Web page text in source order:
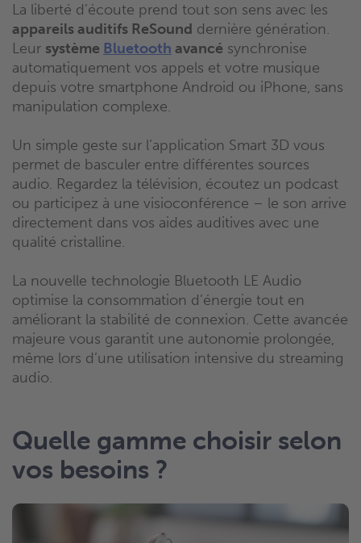
La liberté d’écoute prend tout son sens avec les
appareils auditifs ReSound dernière génération.
Leur système Bluetooth avancé synchronise
automatiquement vos appels et votre musique
depuis votre smartphone Android ou iPhone, sans
manipulation complexe.
Un simple geste sur l’application Smart 3D vous
permet de basculer entre différentes sources
audio. Regardez la télévision, écoutez un podcast
ou participez à une visioconférence – le son arrive
directement dans vos aides auditives avec une
qualité cristalline.
La nouvelle technologie Bluetooth LE Audio
optimise la consommation d’énergie tout en
améliorant la stabilité de connexion. Cette avancée
majeure vous garantit une autonomie prolongée,
même lors d’une utilisation intensive du streaming
audio.
Quelle gamme choisir selon
vos besoins ?